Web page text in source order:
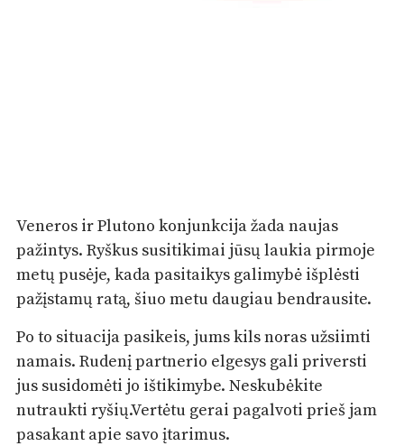
Veneros ir Plutono konjunkcija žada naujas
pažintys. Ryškus susitikimai jūsų laukia pirmoje
metų pusėje, kada pasitaikys galimybė išplėsti
pažįstamų ratą, šiuo metu daugiau bendrausite.
Po to situacija pasikeis, jums kils noras užsiimti
namais. Rudenį partnerio elgesys gali priversti
jus susidomėti jo ištikimybe. Neskubėkite
nutraukti ryšių.Vertėtu gerai pagalvoti prieš jam
pasakant apie savo įtarimus.